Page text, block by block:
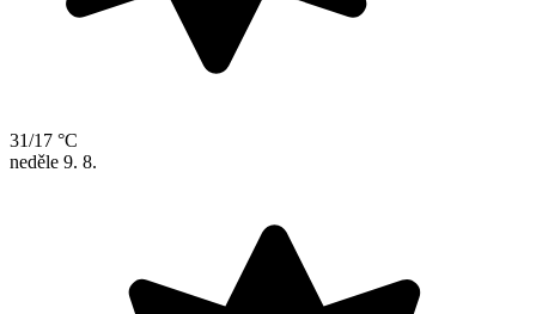
31/17 °C
neděle 9. 8.